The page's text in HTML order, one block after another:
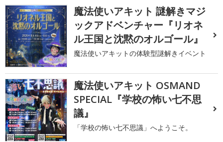
魔法使いアキット 謎解きマジ
ックアドベンチャー『リオネ
ル王国と沈黙のオルゴール』
魔法使いアキットの体験型謎解きイベント
魔法使いアキット OSMAND
SPECIAL『学校の怖い七不思
議』
「学校の怖い七不思議」へようこそ。